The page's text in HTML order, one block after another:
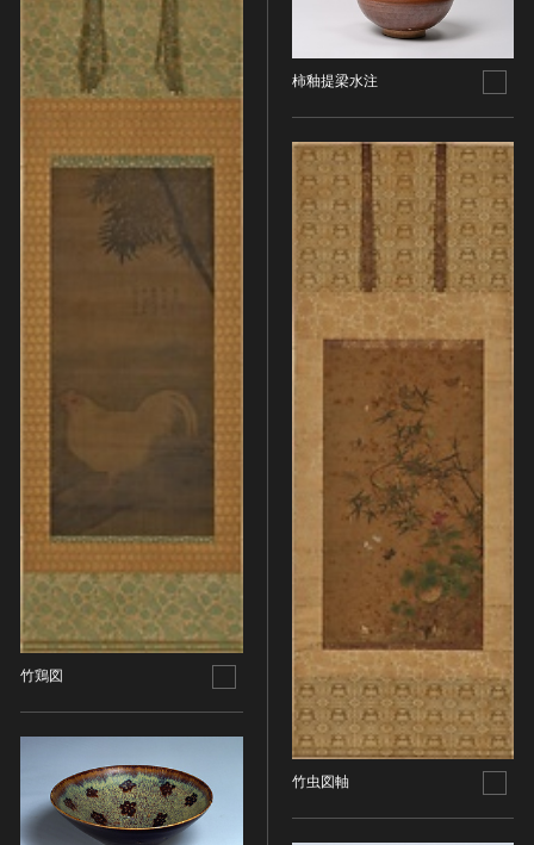
竹鶏図
柿釉提梁水注
竹虫図軸
その他
伝統芸能
能楽
文楽
その他
工芸技術
生活文化（食文化を除く）
その他
民俗
有形民俗文化財
無形民俗文化財
古墳
社寺跡又は旧境内
城跡
集落跡
その他